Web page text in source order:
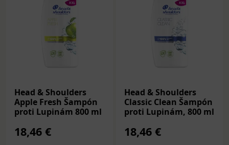
Head & Shoulders
Apple Fresh Šampón
proti Lupinám 800 ml
18,46 €
Head & Shoulders
Classic Clean Šampón
proti Lupinám, 800 ml
18,46 €